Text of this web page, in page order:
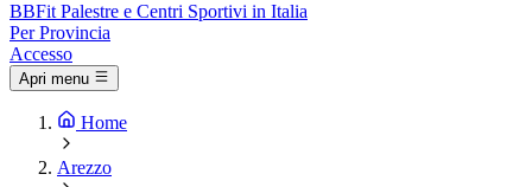
BBFit Palestre e Centri Sportivi in Italia
Per Provincia
Accesso
Apri menu
Home
Arezzo